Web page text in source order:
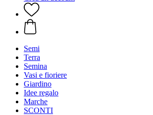
Semi
Terra
Semina
Vasi e fioriere
Giardino
Idee regalo
Marche
SCONTI